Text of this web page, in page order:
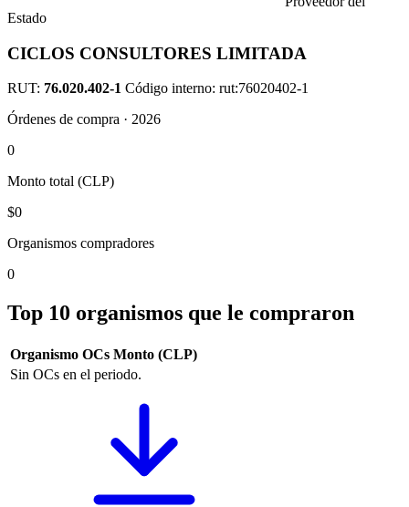
Estado
CICLOS CONSULTORES LIMITADA
RUT: 76.020.402-1 Código interno: rut:76020402-1
Órdenes de compra · 2026
0
Monto total (CLP)
$0
Organismos compradores
0
Top 10 organismos que le compraron
Organismo OCs Monto (CLP)
Sin OCs en el periodo.